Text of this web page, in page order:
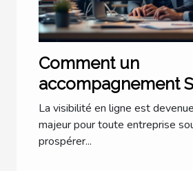
Comment un
accompagnement
personnalisé
votre entreprise ?
La visibilité en ligne est
majeur pour toute entreprise
prospérer...